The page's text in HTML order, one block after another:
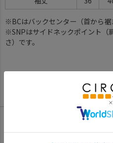
※BCはバックセンター（首から裾
※SNPはサイドネックポイント（
さ）です。